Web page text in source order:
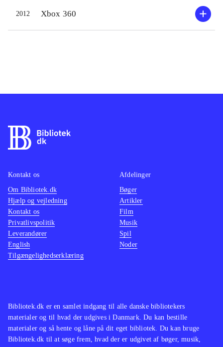
2012 Xbox 360
Bibliotek.dk er en samlet indgang til alle danske bibliotekers
materialer og til hvad der udgives i Danmark. Du kan bestille
materialer og så hente og låne på dit eget bibliotek. Du kan bruge
Bibliotek.dk til at søge frem, hvad der er udgivet af bøger, musik,
Kontakt os
Om Bibliotek.dk
Hjælp og vejledning
Kontakt os
Privatlivspolitik
Leverandører
English
Tilgængelighedserklæring
Afdelinger
Bøger
Artikler
Film
Musik
Spil
Noder